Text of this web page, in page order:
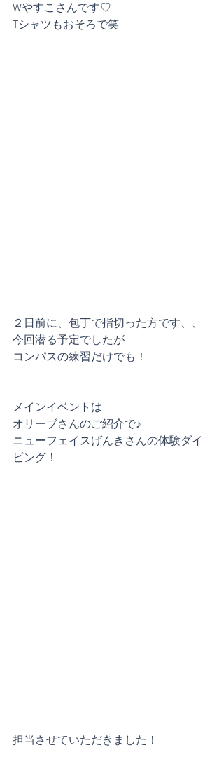
Wやすこさんです♡
Tシャツもおそろで笑
２日前に、包丁で指切った方です、、
今回潜る予定でしたが
コンパスの練習だけでも！
メインイベントは
オリーブさんのご紹介で♪
ニューフェイスげんきさんの体験ダイ
ビング！
担当させていただきました！